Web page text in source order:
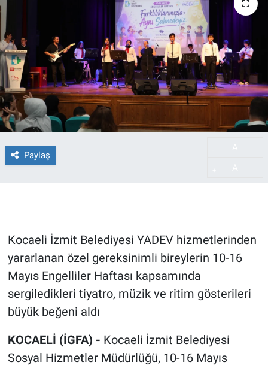
Paylaş
Kocaeli İzmit Belediyesi YADEV hizmetlerinden
yararlanan özel gereksinimli bireylerin 10-16
Mayıs Engelliler Haftası kapsamında
sergiledikleri tiyatro, müzik ve ritim gösterileri
büyük beğeni aldı
KOCAELİ (İGFA) - Kocaeli İzmit Belediyesi
Sosyal Hizmetler Müdürlüğü, 10-16 Mayıs
Künye
Tüm Manşetler
Son Dakika Haberleri
Haber Arşivi